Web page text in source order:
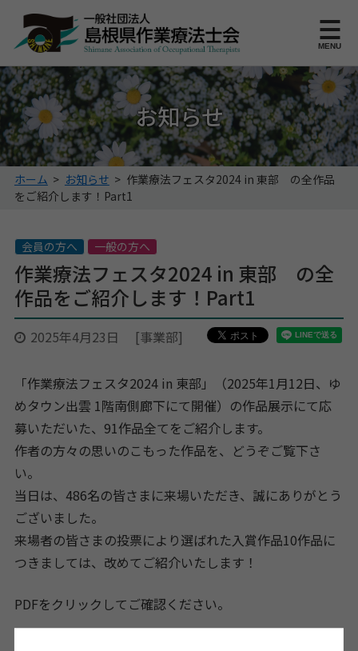
このページの本文へ
MENU
お知らせ
こ
の
ジ
の
位
置:
ホーム > お知らせ > 作業療法フェスタ2024 in 東部 の全作品
をご紹介します！Part1
会員の方へ 一般の方へ
作業療法フェスタ2024 in 東部 の全
作品をご紹介します！Part1
2025年4月23日 [事業部]
「作業療法フェスタ2024 in 東部」（2025年1月12日、ゆ
めタウン出雲 1階南側廊下にて開催）の作品展示にて応
募いただいた、91作品全てをご紹介します。
作者の方々の思いのこもった作品を、どうぞご覧下さ
い。
当日は、486名の皆さまに来場いただき、誠にありがとう
ございました。
来場者の皆さまの投票により選ばれた入賞作品10作品に
つきましては、改めてご紹介いたします！
PDFをクリックしてご確認ください。